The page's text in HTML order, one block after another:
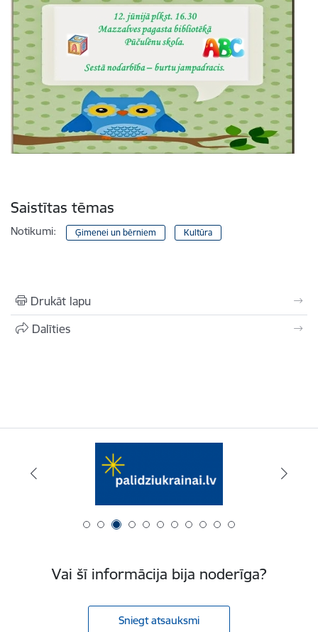
Saistītas tēmas
Notikumi: Ģimenei un bērniem Kultūra
Drukāt lapu
Dalīties
Vai šī informācija bija noderīga?
Sniegt atsauksmi